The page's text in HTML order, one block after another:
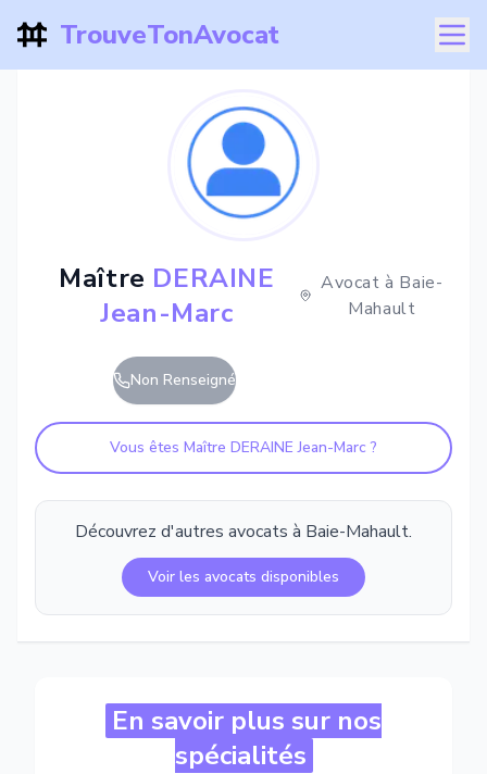
TrouveTonAvocat
Maître DERAINE
Jean-Marc
Avocat à Baie-
Mahault
Non Renseigné
Vous êtes Maître DERAINE Jean-Marc ?
Découvrez d'autres avocats à Baie-Mahault.
Voir les avocats disponibles
En savoir plus sur nos
spécialités